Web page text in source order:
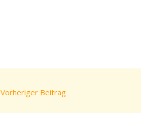
Vorheriger Beitrag